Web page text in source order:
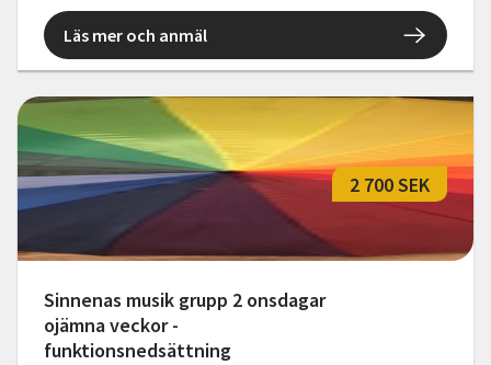
Läs mer och anmäl
Sinnenas musik grupp 2 onsdagar
ojämna veckor -
funktionsnedsättning
2 700 SEK